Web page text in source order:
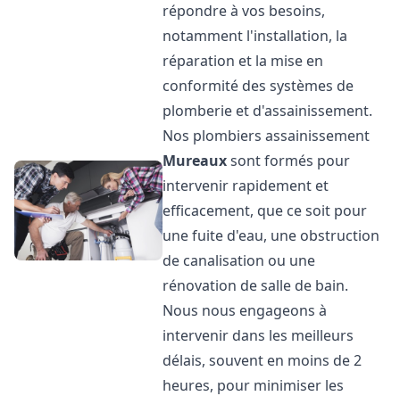
répondre à vos besoins,
notamment l'installation, la
réparation et la mise en
conformité des systèmes de
plomberie et d'assainissement.
Nos plombiers assainissement
Mureauxsont formés pour
intervenir rapidement et
efficacement, que ce soit pour
une fuite d'eau, une obstruction
de canalisation ou une
rénovation de salle de bain.
Nous nous engageons à
intervenir dans les meilleurs
délais, souvent en moins de 2
heures, pour minimiser les